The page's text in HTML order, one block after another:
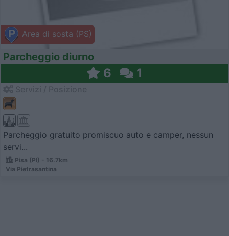
Area di sosta (PS)
Parcheggio diurno
6 1
Parcheggio gratuito promiscuo auto e camper, nessun
servi...
Pisa (PI) - 16.7km
Via Pietrasantina